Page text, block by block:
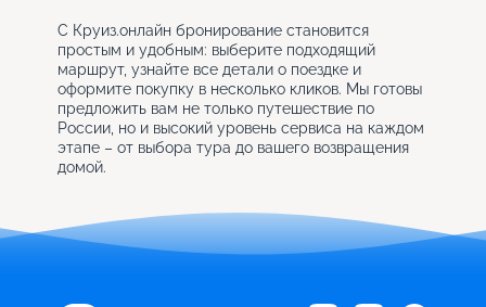
С Круиз.онлайн бронирование становится
простым и удобным: выберите подходящий
маршрут, узнайте все детали о поездке и
оформите покупку в несколько кликов. Мы готовы
предложить вам не только путешествие по
России, но и высокий уровень сервиса на каждом
этапе – от выбора тура до вашего возвращения
домой.